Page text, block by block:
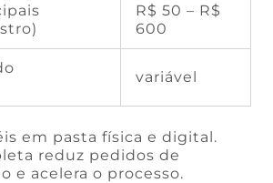
R$ 50 – R$
600
variável
em pasta física e digital.
reduz pedidos de
e acelera o processo.